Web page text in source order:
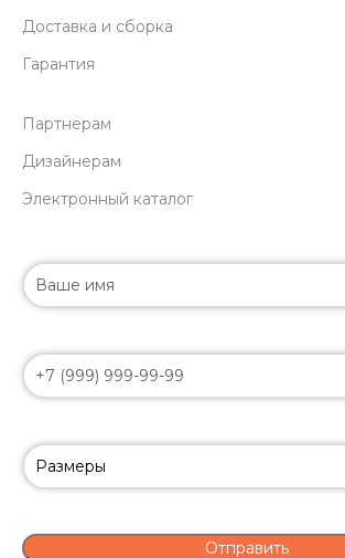
Доставка и сборка
Гарантия
Партнерам
Дизайнерам
Электронный каталог